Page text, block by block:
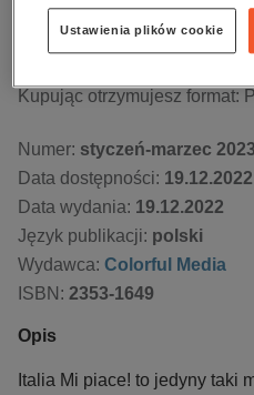
Numer: styczeń-marzec 2023
Data dostępności: 19.12.2022
Data wydania: 19.12.2022
Język publikacji: polski
Wydawca: Colorful Media
ISBN: 2353-1649
Kupując otrzymujesz format:
Opis
Italia Mi piace! to jedyny taki
Ustawienia plików cookie